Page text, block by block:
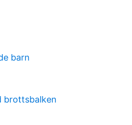
barn
brottsbalken